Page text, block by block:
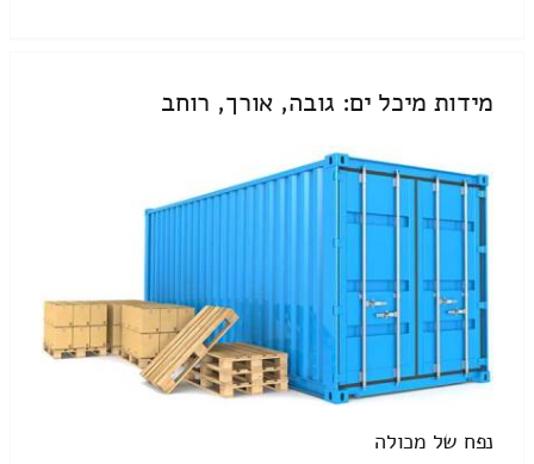
מידות מיכל ים: גובה, אורך, רוחב
נפח של מכולה